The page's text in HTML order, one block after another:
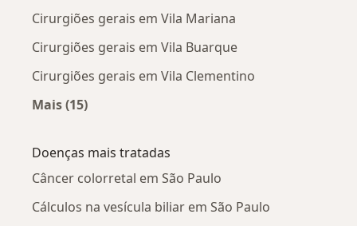
Cirurgiões gerais em Vila Mariana
Cirurgiões gerais em Vila Buarque
Cirurgiões gerais em Vila Clementino
Mais (15)
Doenças mais tratadas
Câncer colorretal em São Paulo
Cálculos na vesícula biliar em São Paulo